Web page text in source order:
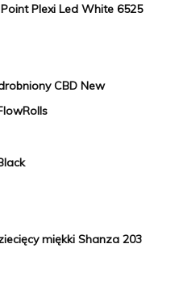
Plexi Led White 6525
CBD New
miękki Shanza 203